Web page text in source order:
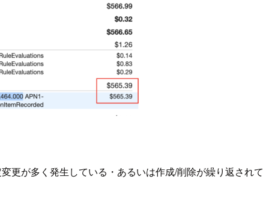
更が多く発生している・あるいは作成/削除が繰り返されて